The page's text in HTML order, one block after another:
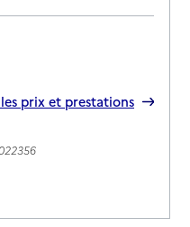
prix et prestations